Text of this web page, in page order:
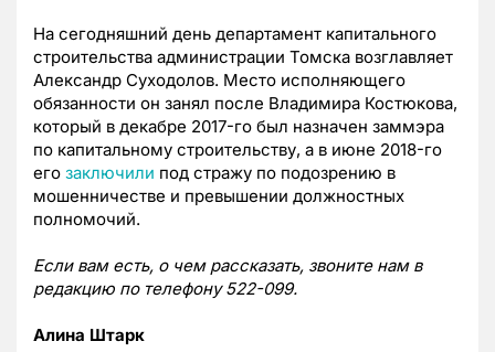
На сегодняшний день департамент капитального
строительства администрации Томска возглавляет
Александр Суходолов. Место исполняющего
обязанности он занял после Владимира Костюкова,
который в декабре 2017-го был назначен заммэра
по капитальному строительству, а в июне 2018-го
его заключили под стражу по подозрению в
мошенничестве и превышении должностных
полномочий.
Если вам есть, о чем рассказать, звоните нам в
редакцию по телефону 522-099.
Алина Штарк